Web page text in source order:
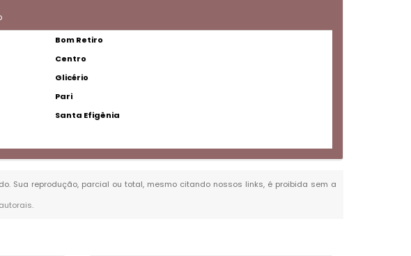
Bom Retiro
Centro
Glicério
Pari
Santa Efigênia
Sua reprodução, parcial ou total, mesmo citando nossos links, é proibida sem a
.